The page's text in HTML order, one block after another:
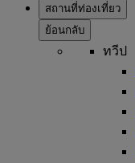
สถานที่ท่องเที่ยว
ย้อนกลับ
ทวีป